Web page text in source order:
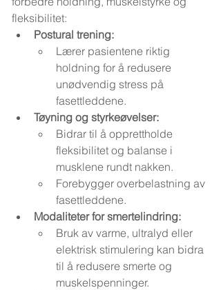
fleksibilitet:
Postural trening:
Lærer pasientene riktig
holdning for å redusere
unødvendig stress på
fasettleddene.
Tøyning og styrkeøvelser:
Bidrar til å opprettholde
fleksibilitet og balanse i
musklene rundt nakken.
Forebygger overbelastning av
fasettleddene.
Modaliteter for smertelindring:
Bruk av varme, ultralyd eller
elektrisk stimulering kan bidra
til å redusere smerte og
muskelspenninger.